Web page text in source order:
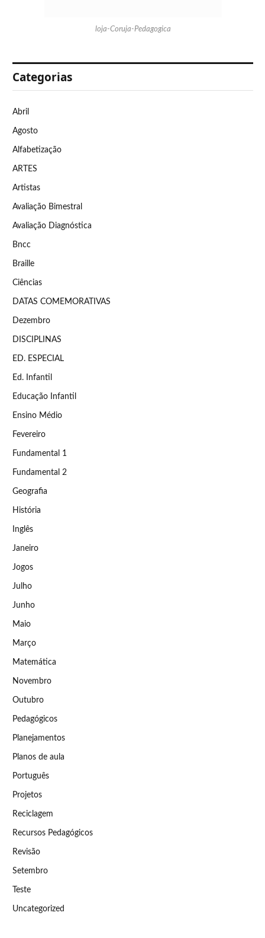
loja-Coruja-Pedagogica
Categorias
Abril
Agosto
Alfabetização
ARTES
Artistas
Avaliação Bimestral
Avaliação Diagnóstica
Bncc
Braille
Ciências
DATAS COMEMORATIVAS
Dezembro
DISCIPLINAS
ED. ESPECIAL
Ed. Infantil
Educação Infantil
Ensino Médio
Fevereiro
Fundamental 1
Fundamental 2
Geografia
História
Inglês
Janeiro
Jogos
Julho
Junho
Maio
Março
Matemática
Novembro
Outubro
Pedagógicos
Planejamentos
Planos de aula
Português
Projetos
Reciclagem
Recursos Pedagógicos
Revisão
Setembro
Teste
Uncategorized